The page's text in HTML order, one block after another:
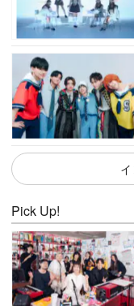
Pick Up!